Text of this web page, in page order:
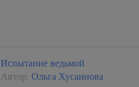
Испытание ведьмой
Автор: Ольга Хусаинова